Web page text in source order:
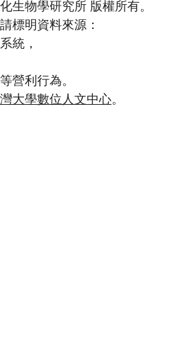
生物學研究所 版權所有。
標明資料來源：
統，
營利行為。
灣大學數位人文中心。